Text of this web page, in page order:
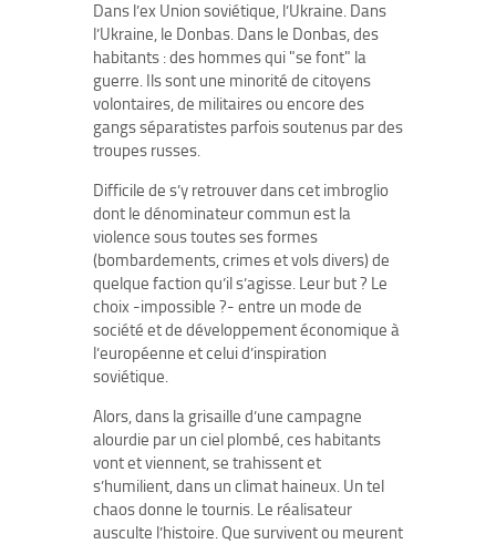
Dans l’ex Union soviétique, l’Ukraine. Dans
l’Ukraine, le Donbas. Dans le Donbas, des
habitants : des hommes qui "se font" la
guerre. Ils sont une minorité de citoyens
volontaires, de militaires ou encore des
gangs séparatistes parfois soutenus par des
troupes russes.
Difficile de s’y retrouver dans cet imbroglio
dont le dénominateur commun est la
violence sous toutes ses formes
(bombardements, crimes et vols divers) de
quelque faction qu’il s’agisse. Leur but ? Le
choix -impossible ?- entre un mode de
société et de développement économique à
l’européenne et celui d’inspiration
soviétique.
Alors, dans la grisaille d’une campagne
alourdie par un ciel plombé, ces habitants
vont et viennent, se trahissent et
s’humilient, dans un climat haineux. Un tel
chaos donne le tournis. Le réalisateur
ausculte l’histoire. Que survivent ou meurent